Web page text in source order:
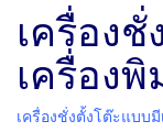
เครื่อง
เครื่อง
เครื่องชั่งตั้งโต๊ะแบบ